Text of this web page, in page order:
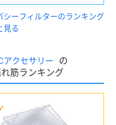
シーフィルターのランキング
見る
アクセサリー
の
れ筋ランキング